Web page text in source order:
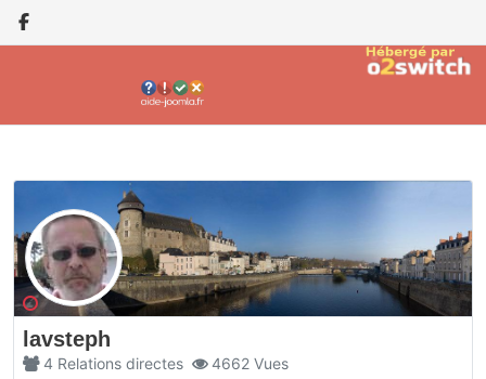
lavsteph
Relations directes
4 Vues
4662